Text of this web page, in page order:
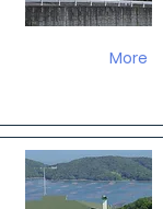
More